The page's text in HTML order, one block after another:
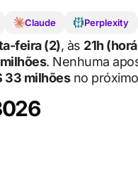
Claude Perplexity
feira (2), às 21h
. Nenhuma
33 milhõesno